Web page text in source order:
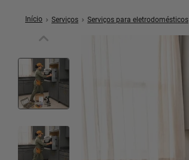
Serviços Serviços para eletrodomésticos